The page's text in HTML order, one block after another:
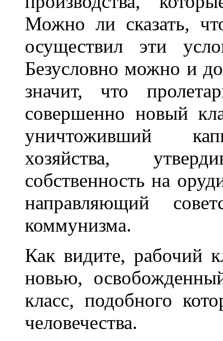
Можно ли сказать,
осуществил эти
Безусловно можно и
значит, что
совершенно новый
уничтоживший
хозяйства,
собственность на
направляющий
коммунизма.
Как видите, рабочий
новью,
класс, подобного
человечества.